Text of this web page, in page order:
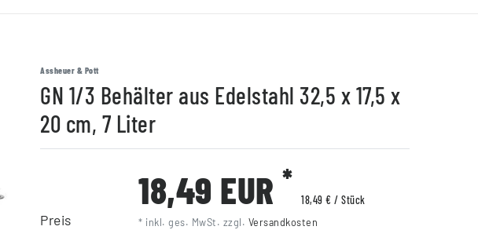
Assheuer & Pott
GN 1/3 Behälter aus Edelstahl 32,5 x 17,5 x
20 cm, 7 Liter
Preis
18,49 EUR *
18,49 € / Stück
* inkl. ges. MwSt. zzgl. Versandkosten